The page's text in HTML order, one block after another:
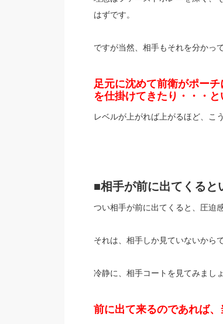
はずです。
ですが当然、相手もそれを分かって
足元に沈めて前衛がポー
を仕掛けてきたり・・・と
レベルが上がれば上がるほど、こ
■相手が前に出てくると
つい相手が前に出てくると、圧迫
それは、相手しか見ていないからで
冷静に、相手コートを見てみましょ
前に出て来るのであれば、